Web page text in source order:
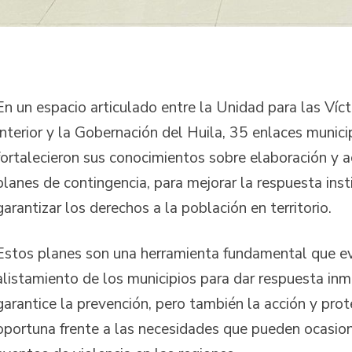
un espacio articulado entre la Unidad para las
y la Gobernación del Huila, 35 enlaces
sus conocimientos sobre elaboración y
de contingencia, para mejorar la respuesta
los derechos a la población en territorio.
planes son una herramienta fundamental que
de los municipios para dar respuesta
la prevención, pero también la acción y
frente a las necesidades que pueden